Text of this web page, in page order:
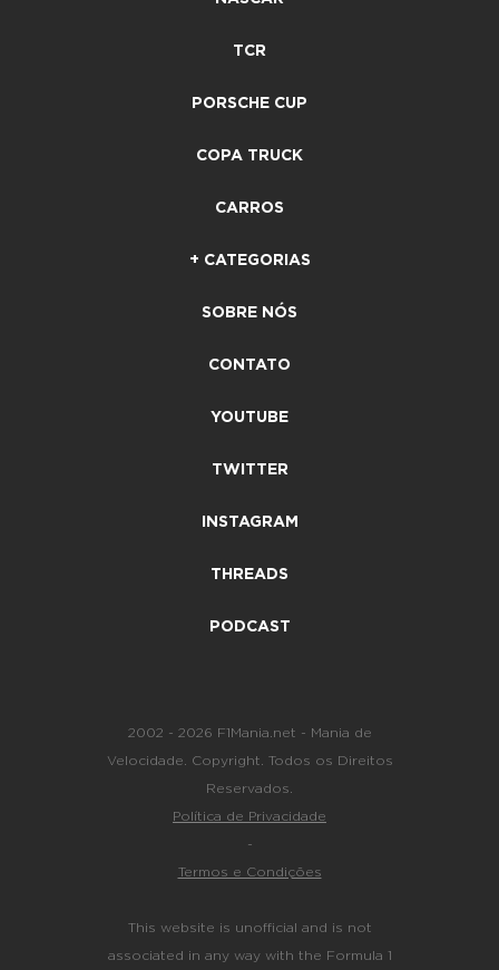
TCR
PORSCHE CUP
COPA TRUCK
CARROS
+ CATEGORIAS
SOBRE NÓS
CONTATO
YOUTUBE
TWITTER
INSTAGRAM
THREADS
PODCAST
2002 - 2026 F1Mania.net - Mania de
Velocidade. Copyright. Todos os Direitos
Reservados.
Política de Privacidade
-
Termos e Condições
This website is unofficial and is not
associated in any way with the Formula 1